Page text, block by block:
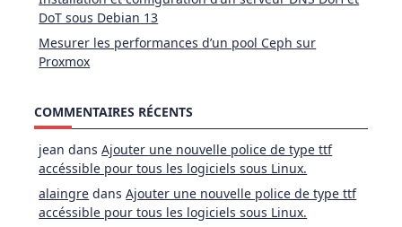
DoT sous Debian 13
Mesurer les performances d’un pool Ceph sur
Proxmox
COMMENTAIRES RÉCENTS
jean dansAjouter une nouvelle police de type ttf
accéssible pour tous les logiciels sous Linux.
alaingre dansAjouter une nouvelle police de type ttf
accéssible pour tous les logiciels sous Linux.